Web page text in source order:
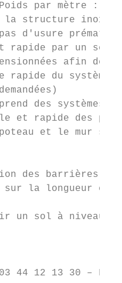
par mètre :
la structure inox.
d'usure
rapide par un
afin de
rapide du
des
et rapide des
et le mur
des barrières
sur la longueur et
un sol à niveau
44 12 13 30 –